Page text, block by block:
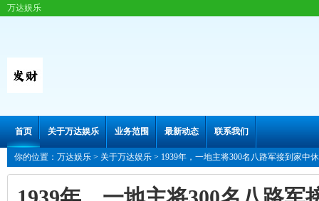
万达娱乐
首页 关于万达娱乐 业务范围 最新动态 联系我们
你的位置： 万达娱乐 > 关于万达娱乐 > 1939年，一地主将300名八路军接到家中